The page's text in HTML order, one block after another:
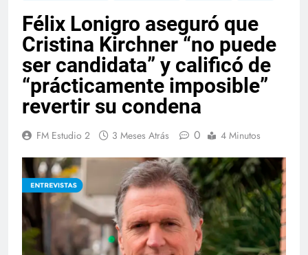
Félix Lonigro aseguró que
Cristina Kirchner “no puede
ser candidata” y calificó de
“prácticamente imposible”
revertir su condena
FM Estudio 2 3 Meses Atrás 0 4 Minutos